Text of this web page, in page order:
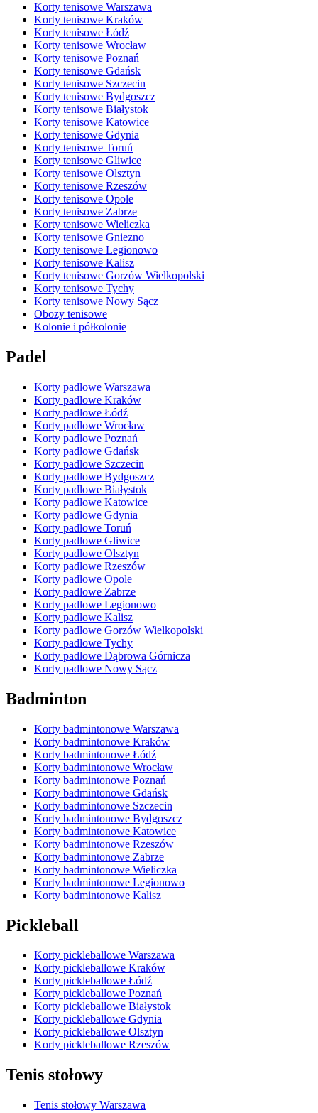
Korty tenisowe Warszawa
Korty tenisowe Kraków
Korty tenisowe Łódź
Korty tenisowe Wrocław
Korty tenisowe Poznań
Korty tenisowe Gdańsk
Korty tenisowe Szczecin
Korty tenisowe Bydgoszcz
Korty tenisowe Białystok
Korty tenisowe Katowice
Korty tenisowe Gdynia
Korty tenisowe Toruń
Korty tenisowe Gliwice
Korty tenisowe Olsztyn
Korty tenisowe Rzeszów
Korty tenisowe Opole
Korty tenisowe Zabrze
Korty tenisowe Wieliczka
Korty tenisowe Gniezno
Korty tenisowe Legionowo
Korty tenisowe Kalisz
Korty tenisowe Gorzów Wielkopolski
Korty tenisowe Tychy
Korty tenisowe Nowy Sącz
Obozy tenisowe
Kolonie i półkolonie
Padel
Korty padlowe Warszawa
Korty padlowe Kraków
Korty padlowe Łódź
Korty padlowe Wrocław
Korty padlowe Poznań
Korty padlowe Gdańsk
Korty padlowe Szczecin
Korty padlowe Bydgoszcz
Korty padlowe Białystok
Korty padlowe Katowice
Korty padlowe Gdynia
Korty padlowe Toruń
Korty padlowe Gliwice
Korty padlowe Olsztyn
Korty padlowe Rzeszów
Korty padlowe Opole
Korty padlowe Zabrze
Korty padlowe Legionowo
Korty padlowe Kalisz
Korty padlowe Gorzów Wielkopolski
Korty padlowe Tychy
Korty padlowe Dąbrowa Górnicza
Korty padlowe Nowy Sącz
Badminton
Korty badmintonowe Warszawa
Korty badmintonowe Kraków
Korty badmintonowe Łódź
Korty badmintonowe Wrocław
Korty badmintonowe Poznań
Korty badmintonowe Gdańsk
Korty badmintonowe Szczecin
Korty badmintonowe Bydgoszcz
Korty badmintonowe Katowice
Korty badmintonowe Rzeszów
Korty badmintonowe Zabrze
Korty badmintonowe Wieliczka
Korty badmintonowe Legionowo
Korty badmintonowe Kalisz
Pickleball
Korty pickleballowe Warszawa
Korty pickleballowe Kraków
Korty pickleballowe Łódź
Korty pickleballowe Poznań
Korty pickleballowe Białystok
Korty pickleballowe Gdynia
Korty pickleballowe Olsztyn
Korty pickleballowe Rzeszów
Tenis stołowy
Tenis stołowy Warszawa